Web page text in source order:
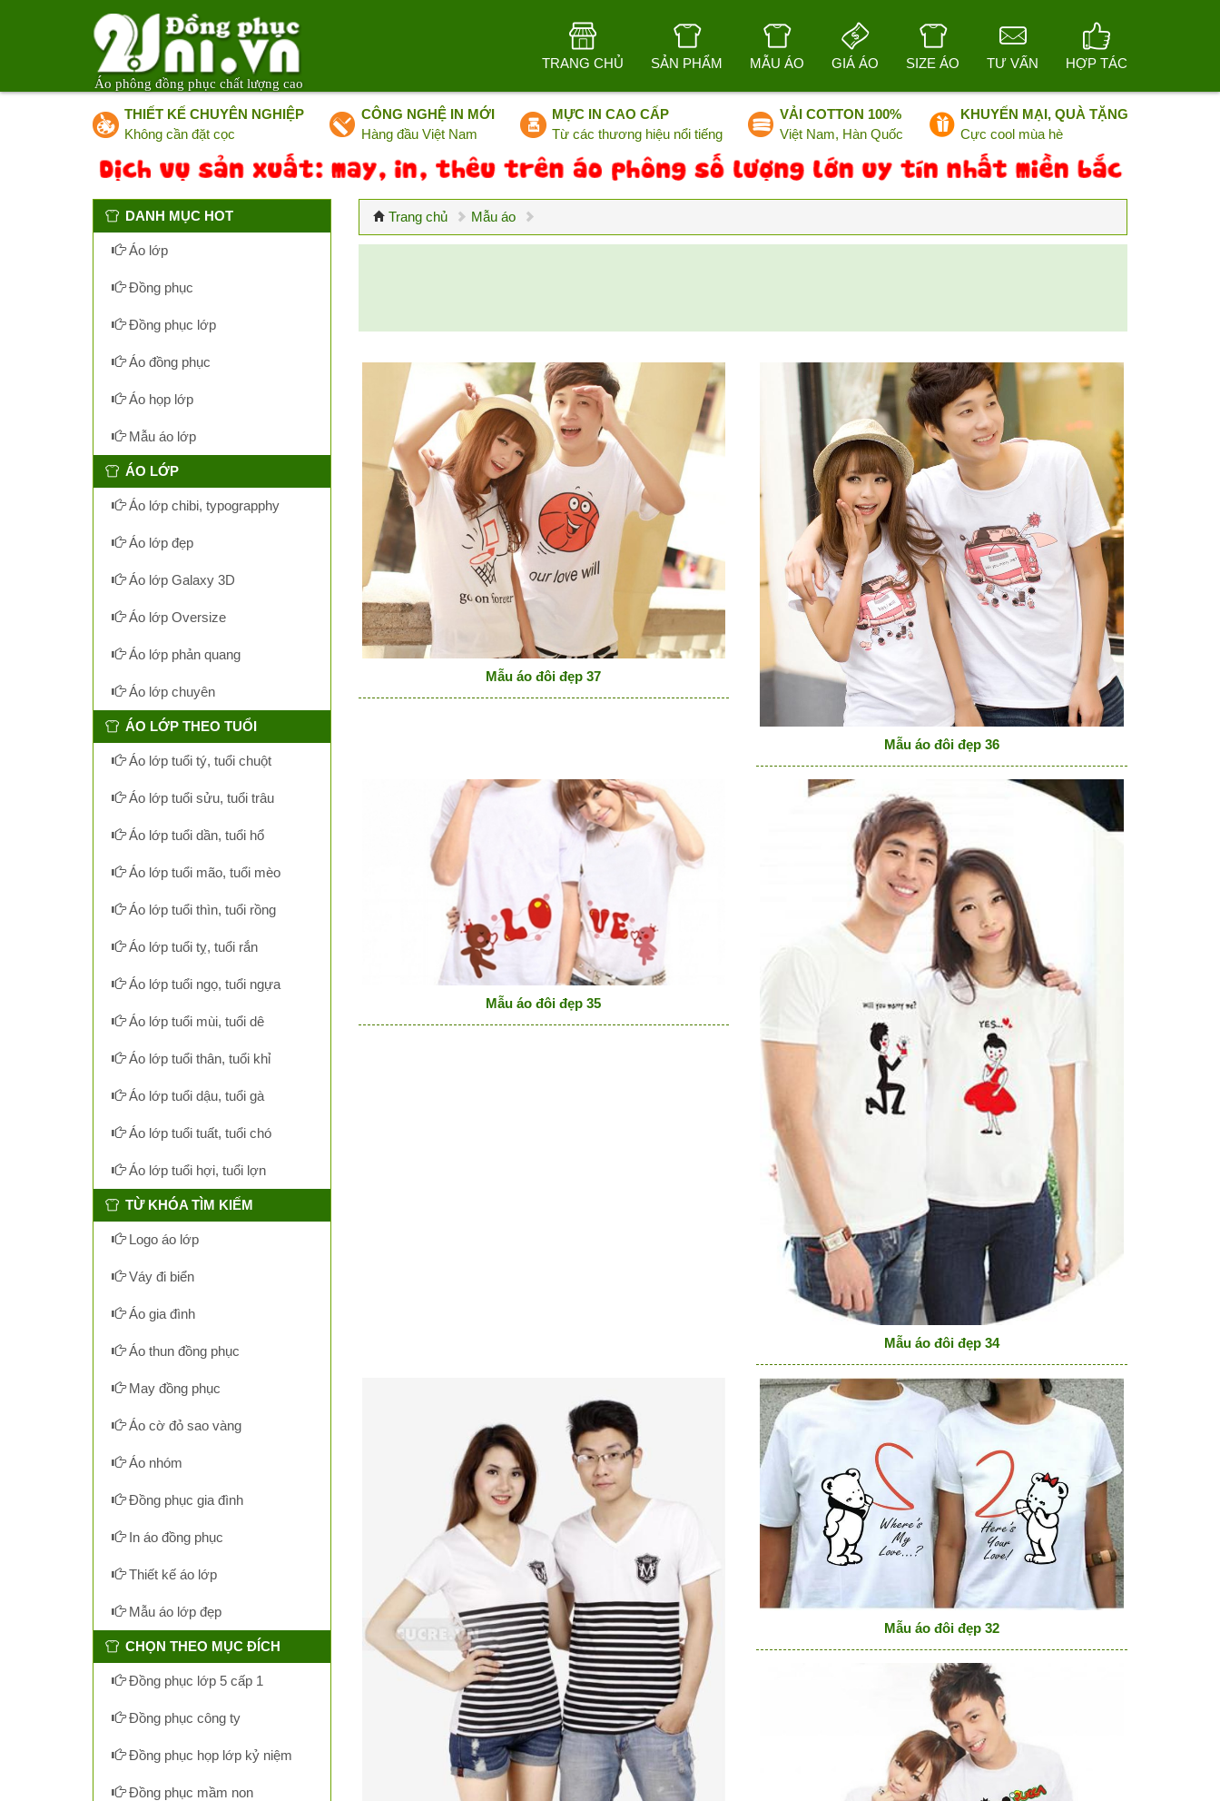
Áo phông đồng phục chất lượng cao
TRANG CHỦ SẢN PHẨM MẪU ÁO GIÁ ÁO SIZE ÁO TƯ VẤN HỢP TÁC
THIẾT KẾ CHUYÊN NGHIỆP
Không cần đặt cọc
CÔNG NGHỆ IN MỚI
Hàng đầu Việt Nam
MỰC IN CAO CẤP
Từ các thương hiệu nổi tiếng
VẢI COTTON 100%
Việt Nam, Hàn Quốc
KHUYẾN MẠI, QUÀ TẶNG
Cực cool mùa hè
Trang chủ Mẫu áo
Mẫu áo đôi đẹp 37
Mẫu áo đôi đẹp 36
Mẫu áo đôi đẹp 35
Mẫu áo đôi đẹp 34
Mẫu áo đôi đẹp 32
DANH MỤC HOT
Áo lớp
Đồng phục
Đồng phục lớp
Áo đồng phục
Áo họp lớp
Mẫu áo lớp
ÁO LỚP
Áo lớp chibi, typograpphy
Áo lớp đẹp
Áo lớp Galaxy 3D
Áo lớp Oversize
Áo lớp phản quang
Áo lớp chuyên
ÁO LỚP THEO TUỔI
Áo lớp tuổi tý, tuổi chuột
Áo lớp tuổi sửu, tuổi trâu
Áo lớp tuổi dần, tuổi hổ
Áo lớp tuổi mão, tuổi mèo
Áo lớp tuổi thìn, tuổi rồng
Áo lớp tuổi tỵ, tuổi rắn
Áo lớp tuổi ngọ, tuổi ngựa
Áo lớp tuổi mùi, tuổi dê
Áo lớp tuổi thân, tuổi khỉ
Áo lớp tuổi dậu, tuổi gà
Áo lớp tuổi tuất, tuổi chó
Áo lớp tuổi hợi, tuổi lợn
TỪ KHÓA TÌM KIẾM
Logo áo lớp
Váy đi biển
Áo gia đình
Áo thun đồng phục
May đồng phục
Áo cờ đỏ sao vàng
Áo nhóm
Đồng phục gia đình
In áo đồng phục
Thiết kế áo lớp
Mẫu áo lớp đẹp
CHỌN THEO MỤC ĐÍCH
Đồng phục lớp 5 cấp 1
Đồng phục công ty
Đồng phục họp lớp kỷ niệm
Đồng phục mầm non